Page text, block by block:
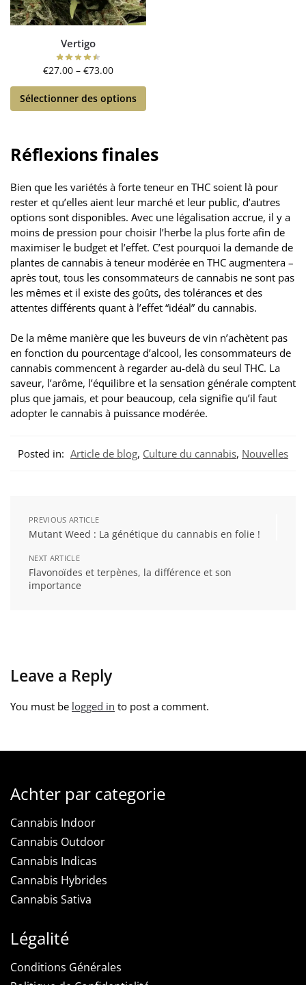
Vertigo
€27.00 – €73.00
Sélectionner des options
Réflexions finales
Bien que les variétés à forte teneur en THC soient là pour
rester et qu’elles aient leur marché et leur public, d’autres
options sont disponibles. Avec une légalisation accrue, il y a
moins de pression pour choisir l’herbe la plus forte afin de
maximiser le budget et l’effet. C’est pourquoi la demande de
plantes de cannabis à teneur modérée en THC augmentera –
après tout, tous les consommateurs de cannabis ne sont pas
les mêmes et il existe des goûts, des tolérances et des
attentes différents quant à l’effet “idéal” du cannabis.
De la même manière que les buveurs de vin n’achètent pas
en fonction du pourcentage d’alcool, les consommateurs de
cannabis commencent à regarder au-delà du seul THC. La
saveur, l’arôme, l’équilibre et la sensation générale comptent
plus que jamais, et pour beaucoup, cela signifie qu’il faut
adopter le cannabis à puissance modérée.
Posted in: Article de blog, Culture du cannabis, Nouvelles
PREVIOUS ARTICLE
Mutant Weed : La génétique du cannabis en folie !
NEXT ARTICLE
Flavonoïdes et terpènes, la différence et son
importance
Leave a Reply
You must be logged in to post a comment.
Achter par categorie
Cannabis Indoor
Cannabis Outdoor
Cannabis Indicas
Cannabis Hybrides
Cannabis Sativa
Légalité
Conditions Générales